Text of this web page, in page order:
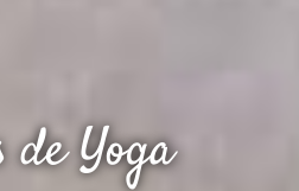
de Yoga